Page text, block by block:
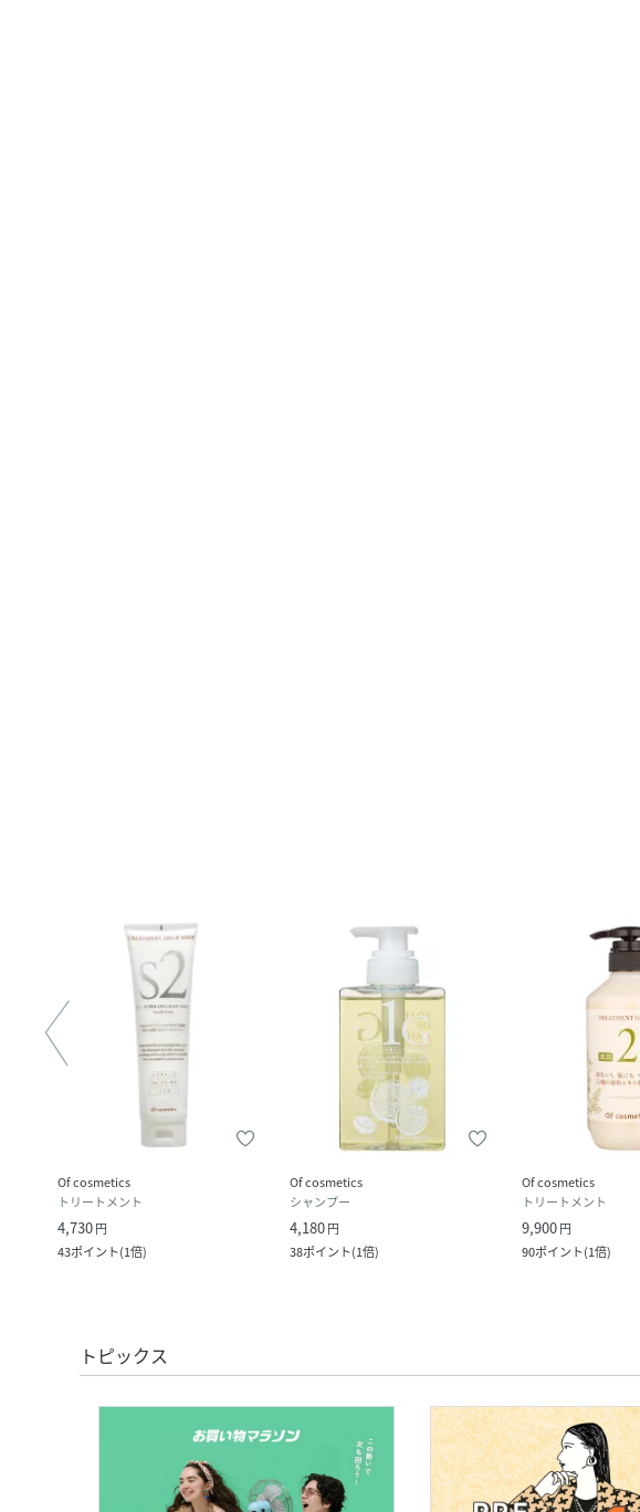
Of cosmetics
トリートメント
4,730円
43ポイント(1倍)
Of cosmetics
シャンプー
4,180円
38ポイント(1倍)
Of cosmetics
トリートメント
9,900円
90ポイント(1倍)
トピックス